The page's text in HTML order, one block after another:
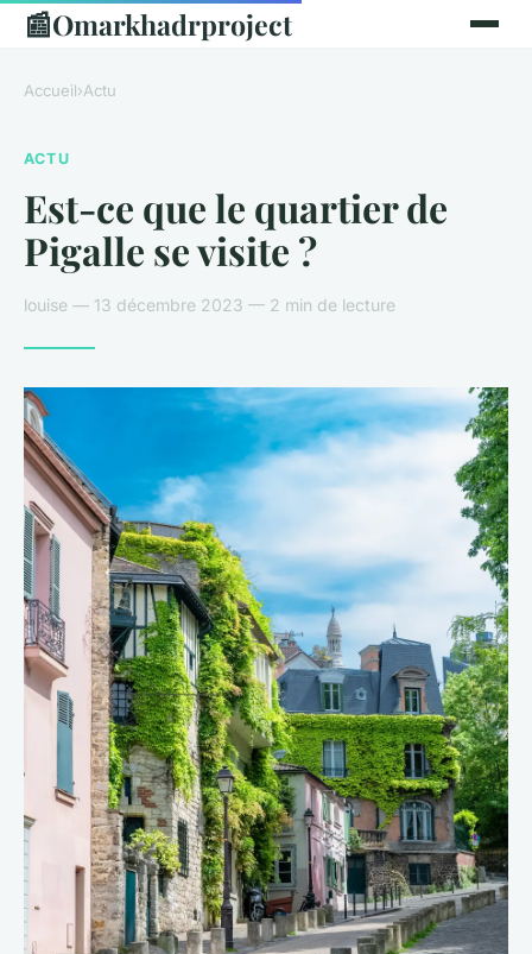
📰Omarkhadrproject
Accueil›Actu
ACTU
Est-ce que le quartier de
Pigalle se visite ?
louise — 13 décembre 2023 — 2 min de lecture